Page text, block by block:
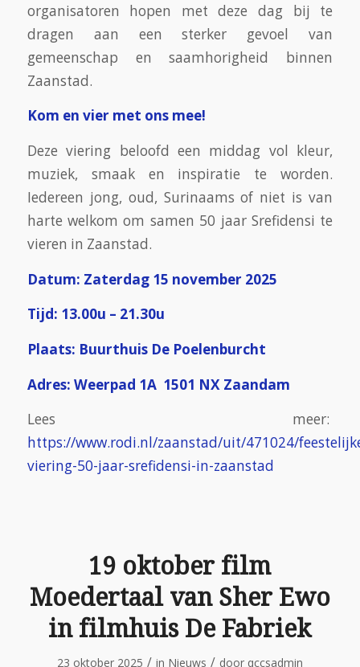
organisatoren hopen met deze dag bij te
dragen aan een sterker gevoel van
gemeenschap en saamhorigheid binnen
Zaanstad.
Kom en vier met ons mee!
Deze viering beloofd een middag vol kleur,
muziek, smaak en inspiratie te worden.
Iedereen jong, oud, Surinaams of niet is van
harte welkom om samen 50 jaar Srefidensi te
vieren in Zaanstad.
Datum: Zaterdag 15 november 2025
Tijd: 13.00u – 21.30u
Plaats: Buurthuis De Poelenburcht
Adres: Weerpad 1A 1501 NX Zaandam
Lees meer:
https://www.rodi.nl/zaanstad/uit/471024/
viering-50-jaar-srefidensi-in-zaanstad
19 oktober film
Moedertaal van Sher Ewo
in filmhuis De Fabriek
23 oktober 2025 / in Nieuws / door qccsadmin